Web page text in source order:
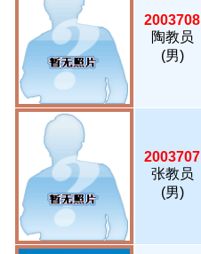
2003708
陶教员
(男)
2003707
张教员
(男)